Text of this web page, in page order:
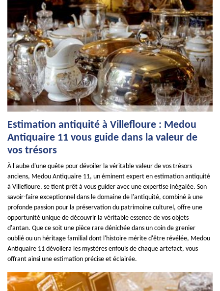
Estimation antiquité à Villefloure : Medou
Antiquaire 11 vous guide dans la valeur de
vos trésors
À l'aube d'une quête pour dévoiler la véritable valeur de vos trésors
anciens, Medou Antiquaire 11, un éminent expert en estimation antiquité
à Villefloure, se tient prêt à vous guider avec une expertise inégalée. Son
savoir-faire exceptionnel dans le domaine de l'antiquité, combiné à une
profonde passion pour la préservation du patrimoine culturel, offre une
opportunité unique de découvrir la véritable essence de vos objets
d'antan. Que ce soit une pièce rare dénichée dans un coin de grenier
oublié ou un héritage familial dont l'histoire mérite d'être révélée, Medou
Antiquaire 11 dévoilera les mystères enfouis de chaque artefact, vous
offrant ainsi une estimation précise et éclairée.